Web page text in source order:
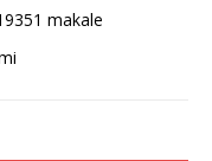
makale